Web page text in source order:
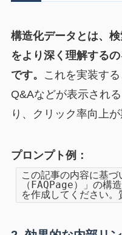
構造化データとは、
をより深く理解する
です。
これを実装す
Q&Aなどが表示され
り、クリック率向上が
プロンプト例：
この記事の内容に基
（FAQPage）」の構
を作成してください。